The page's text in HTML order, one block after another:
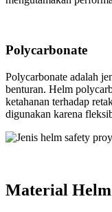
Polycarbonate
Polycarbonate adalah
benturan. Helm
ketahanan terhadap
digunakan karena
Material